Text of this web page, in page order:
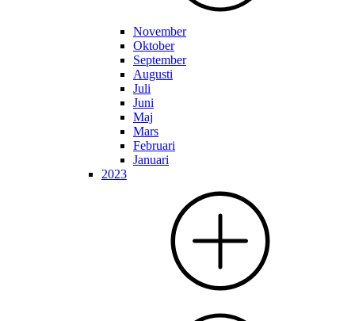
November
Oktober
September
Augusti
Juli
Juni
Maj
Mars
Februari
Januari
2023